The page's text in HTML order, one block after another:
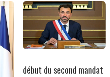
début du second mandat